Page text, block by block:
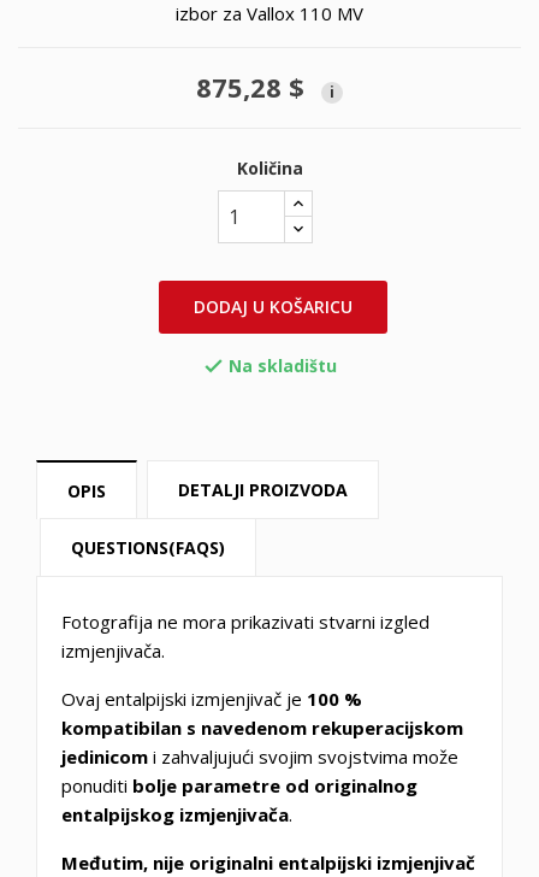
izbor za Vallox 110 MV
875,28 $ i
Količina
DODAJ U KOŠARICU
 Na skladištu
OPIS DETALJI PROIZVODA
QUESTIONS(FAQS)
Fotografija ne mora prikazivati stvarni izgled
izmjenjivača.
Ovaj entalpijski izmjenjivač je 100 %
kompatibilan s navedenom rekuperacijskom
jedinicom i zahvaljujući svojim svojstvima može
ponuditi bolje parametre od originalnog
entalpijskog izmjenjivača.
Međutim, nije originalni entalpijski izmjenjivač